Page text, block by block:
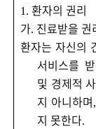
1. 환자의 권리
가. 진료받을 권
환자는 자신의
서비스를
및 경제적
지 아니하며,
지 못한다.